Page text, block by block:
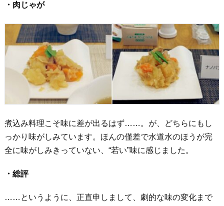
・肉じゃが
煮込み料理こそ味に差が出るはず……。が、どちらにもし
っかり味がしみています。ほんの僅差で水道水のほうが完
全に味がしみきっていない、“若い”味に感じました。
・総評
……というように、正直申しまして、劇的な味の変化まで